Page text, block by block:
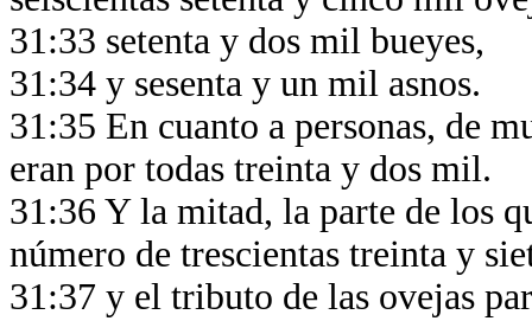
31:33 setenta y dos mil bueyes,
31:34 y sesenta y un mil asnos.
31:35 En cuanto a personas, de
eran por todas treinta y dos mil.
31:36 Y la mitad, la parte de los
número de trescientas treinta y
31:37 y el tributo de las ovejas